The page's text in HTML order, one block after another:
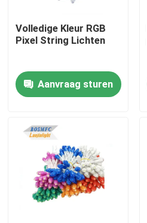
Thuis
Producten
VR-show
Over ons
Volledige Kleur RGB
Pixel String Lichten
Aanvraag sturen